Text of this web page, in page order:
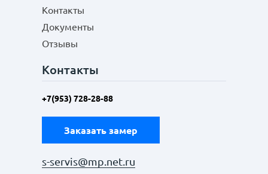
Контакты
Документы
Отзывы
Контакты
+7(953) 728-28-88
Заказать замер
s-servis@mp.net.ru